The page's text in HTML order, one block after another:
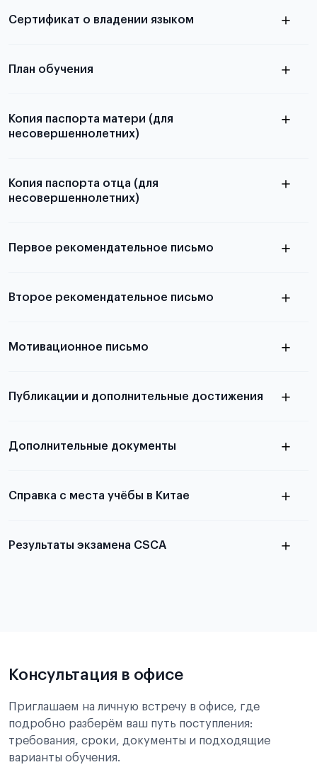
Для примеров заполнения и пустых
Сертификат о владении языком
План обучения
Копия паспорта матери (для
несовершеннолетних)
Копия паспорта отца (для
несовершеннолетних)
выезда
Первое рекомендательное письмо
письма
Второе рекомендательное письмо
письма
Мотивационное письмо
статье
Публикации и дополнительные достижения
Дополнительные документы
Справка с места учёбы в Китае
Результаты экзамена CSCA
Консультация в офисе
Приглашаем на личную встречу в офисе, где
подробно разберём ваш путь поступления:
требования, сроки, документы и подходящие
варианты обучения.